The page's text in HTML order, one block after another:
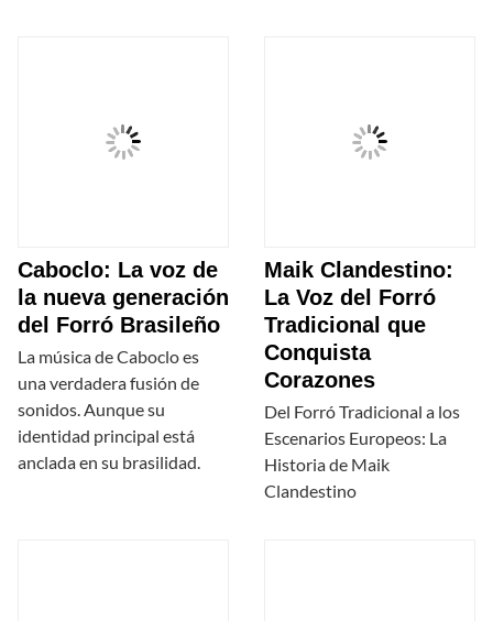
Caboclo: La voz de
la nueva generación
del Forró Brasileño
La música de Caboclo es
una verdadera fusión de
sonidos. Aunque su
identidad principal está
anclada en su brasilidad.
Maik Clandestino:
La Voz del Forró
Tradicional que
Conquista
Corazones
Del Forró Tradicional a los
Escenarios Europeos: La
Historia de Maik
Clandestino